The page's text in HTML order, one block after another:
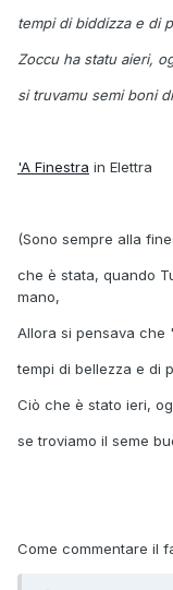
tempi di biddizza e di
Zoccu ha statu aieri,
si truvamu semi boni
'A Finestra in Elettra
(Sono sempre alla
che è stata, quando
mano,
Allora si pensava che
tempi di bellezza e di
Ciò che è stato ieri,
se troviamo il seme
Come commentare il